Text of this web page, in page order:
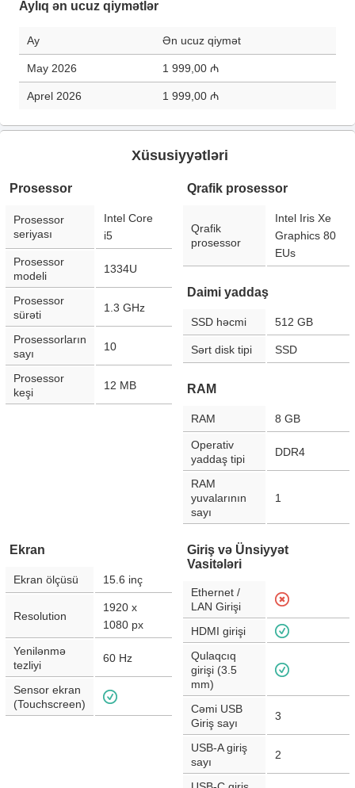
Aylıq ən ucuz qiymətlər
Ay Ən ucuz qiymət
May 2026 1 999,00 ₼
Aprel 2026 1 999,00 ₼
Xüsusiyyətləri
Prosessor
Prosessor
seriyası
Intel Core
i5
Prosessor
modeli
1334U
Prosessor
sürəti
1.3 GHz
Prosessorların
sayı
10
Prosessor
keşi
12 MB
Qrafik prosessor
Qrafik
prosessor
Intel Iris Xe
Graphics 80
EUs
Daimi yaddaş
SSD həcmi 512 GB
Sərt disk tipi SSD
RAM
RAM 8 GB
Operativ
yaddaş tipi
DDR4
RAM
yuvalarının
sayı
1
Ekran
Ekran ölçüsü 15.6 inç
Resolution
1920 x
1080 px
Yenilənmə
tezliyi
60 Hz
Sensor ekran
(Touchscreen)
Giriş və Ünsiyyət
Vasitələri
Ethernet /
LAN Girişi
HDMI girişi
Qulaqcıq
girişi (3.5
mm)
Cəmi USB
Giriş sayı
3
USB-A giriş
sayı
2